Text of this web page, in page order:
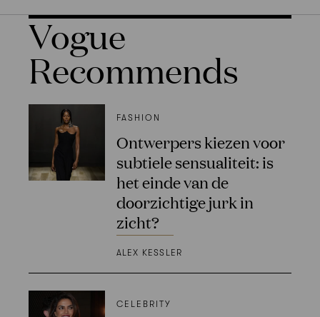
Vogue
Recommends
FASHION
Ontwerpers kiezen voor
subtiele sensualiteit: is
het einde van de
doorzichtige jurk in
zicht?
ALEX KESSLER
CELEBRITY